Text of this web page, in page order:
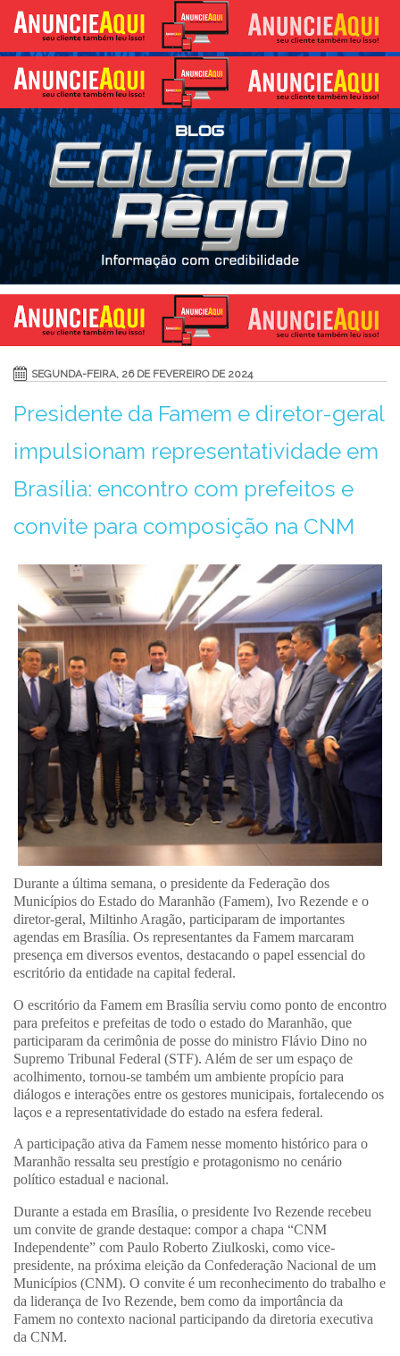
SEGUNDA-FEIRA, 26 DE FEVEREIRO DE 2024
Presidente da Famem e diretor-geral
impulsionam representatividade em
Brasília: encontro com prefeitos e
convite para composição na CNM
Durante a última semana, o presidente da Federação dos
Municípios do Estado do Maranhão (Famem), Ivo Rezende e o
diretor-geral, Miltinho Aragão, participaram de importantes
agendas em Brasília. Os representantes da Famem marcaram
presença em diversos eventos, destacando o papel essencial do
escritório da entidade na capital federal.
O escritório da Famem em Brasília serviu como ponto de encontro
para prefeitos e prefeitas de todo o estado do Maranhão, que
participaram da cerimônia de posse do ministro Flávio Dino no
Supremo Tribunal Federal (STF). Além de ser um espaço de
acolhimento, tornou-se também um ambiente propício para
diálogos e interações entre os gestores municipais, fortalecendo os
laços e a representatividade do estado na esfera federal.
A participação ativa da Famem nesse momento histórico para o
Maranhão ressalta seu prestígio e protagonismo no cenário
político estadual e nacional.
Durante a estada em Brasília, o presidente Ivo Rezende recebeu
um convite de grande destaque: compor a chapa “CNM
Independente” com Paulo Roberto Ziulkoski, como vice-
presidente, na próxima eleição da Confederação Nacional de um
Municípios (CNM). O convite é um reconhecimento do trabalho e
da liderança de Ivo Rezende, bem como da importância da
Famem no contexto nacional participando da diretoria executiva
da CNM.